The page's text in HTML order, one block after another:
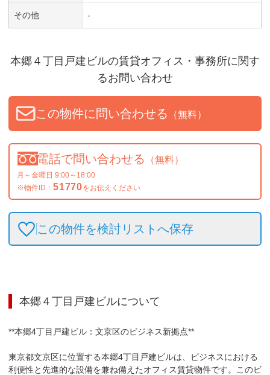
その他 -
本郷４丁目戸建ビルの賃貸オフィス・事務所に関す
るお問い合わせ
この物件に問い合わせる （無料）
電話で問い合わせる （無料）
月～金曜日 9:00～18:00
※物件ID： 51770をお伝えください
この物件を検討リストへ保存
本郷４丁目戸建ビルについて
**本郷4丁目戸建ビル：文京区のビジネス新拠点**
東京都文京区に位置する本郷4丁目戸建ビルは、ビジネスにおける
利便性と先進的な設備を兼ね備えたオフィス賃貸物件です。このビ